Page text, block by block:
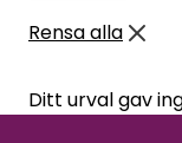
Rensa alla
Ditt urval gav